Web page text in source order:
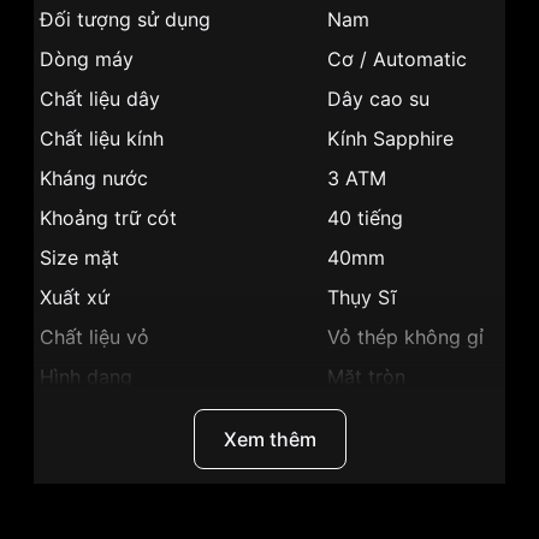
Đối tượng sử dụng
Nam
Dòng máy
Cơ / Automatic
Chất liệu dây
Dây cao su
Chất liệu kính
Kính Sapphire
Kháng nước
3 ATM
Khoảng trữ cót
40 tiếng
Size mặt
40mm
Xuất xứ
Thụy Sĩ
Chất liệu vỏ
Vỏ thép không gỉ
Hình dạng
Mặt tròn
Màu bạc, đính đá
Sang trọng
Xem thêm